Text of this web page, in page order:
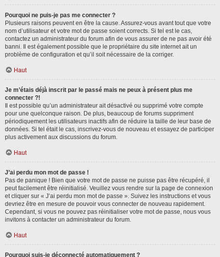
Pourquoi ne puis-je pas me connecter ?
Plusieurs raisons peuvent en être la cause. Assurez-vous avant tout que votre
nom d’utilisateur et votre mot de passe soient corrects. Si tel est le cas,
contactez un administrateur du forum afin de vous assurer de ne pas avoir été
banni. Il est également possible que le propriétaire du site internet ait un
problème de configuration et qu’il soit nécessaire de la corriger.
Haut
Je m’étais déjà inscrit par le passé mais ne peux à présent plus me
connecter ?!
Il est possible qu’un administrateur ait désactivé ou supprimé votre compte
pour une quelconque raison. De plus, beaucoup de forums suppriment
périodiquement les utilisateurs inactifs afin de réduire la taille de leur base de
données. Si tel était le cas, inscrivez-vous de nouveau et essayez de participer
plus activement aux discussions du forum.
Haut
J’ai perdu mon mot de passe !
Pas de panique ! Bien que votre mot de passe ne puisse pas être récupéré, il
peut facilement être réinitialisé. Veuillez vous rendre sur la page de connexion
et cliquer sur « J’ai perdu mon mot de passe ». Suivez les instructions et vous
devriez être en mesure de pouvoir vous connecter de nouveau rapidement.
Cependant, si vous ne pouvez pas réinitialiser votre mot de passe, nous vous
invitons à contacter un administrateur du forum.
Haut
Pourquoi suis-je déconnecté automatiquement ?